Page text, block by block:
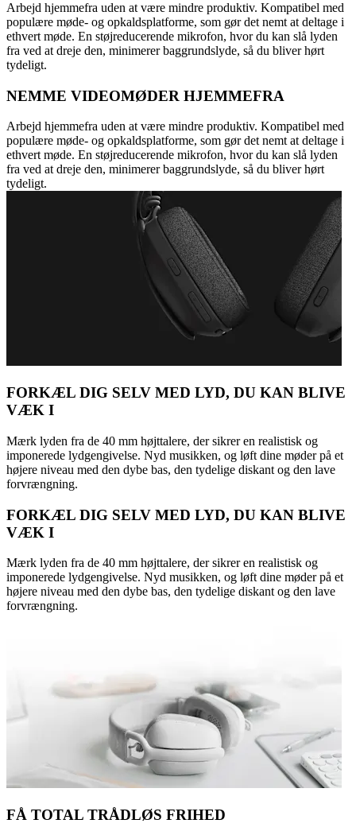
Arbejd hjemmefra uden at være mindre produktiv. Kompatibel med
populære møde- og opkaldsplatforme, som gør det nemt at deltage i
ethvert møde. En støjreducerende mikrofon, hvor du kan slå lyden
fra ved at dreje den, minimerer baggrundslyde, så du bliver hørt
tydeligt.
NEMME VIDEOMØDER HJEMMEFRA
Arbejd hjemmefra uden at være mindre produktiv. Kompatibel med
populære møde- og opkaldsplatforme, som gør det nemt at deltage i
ethvert møde. En støjreducerende mikrofon, hvor du kan slå lyden
fra ved at dreje den, minimerer baggrundslyde, så du bliver hørt
tydeligt.
FORKÆL DIG SELV MED LYD, DU KAN BLIVE
VÆK I
Mærk lyden fra de 40 mm højttalere, der sikrer en realistisk og
imponerede lydgengivelse. Nyd musikken, og løft dine møder på et
højere niveau med den dybe bas, den tydelige diskant og den lave
forvrængning.
FORKÆL DIG SELV MED LYD, DU KAN BLIVE
VÆK I
Mærk lyden fra de 40 mm højttalere, der sikrer en realistisk og
imponerede lydgengivelse. Nyd musikken, og løft dine møder på et
højere niveau med den dybe bas, den tydelige diskant og den lave
forvrængning.
FÅ TOTAL TRÅDLØS FRIHED